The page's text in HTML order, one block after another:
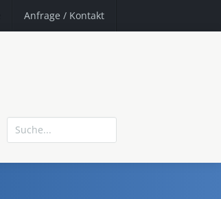
Anfrage / Kontakt